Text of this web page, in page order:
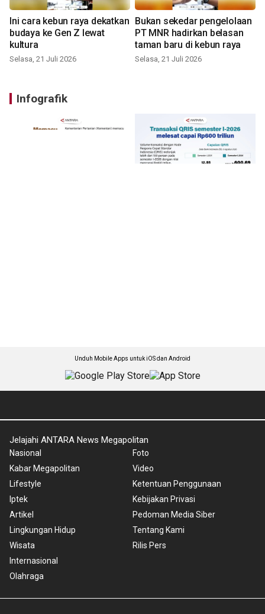
Ini cara kebun raya dekatkan
budaya ke Gen Z lewat
kultura
Selasa, 21 Juli 2026
Bukan sekedar pengelolaan
PT MNR hadirkan belasan
taman baru di kebun raya
Selasa, 21 Juli 2026
Infografik
Unduh Mobile Apps untuk iOS dan Android
Jelajahi ANTARA News Megapolitan
Nasional
Kabar Megapolitan
Lifestyle
Iptek
Artikel
Lingkungan Hidup
Wisata
Internasional
Olahraga
Foto
Video
Ketentuan Penggunaan
Kebijakan Privasi
Pedoman Media Siber
Tentang Kami
Rilis Pers